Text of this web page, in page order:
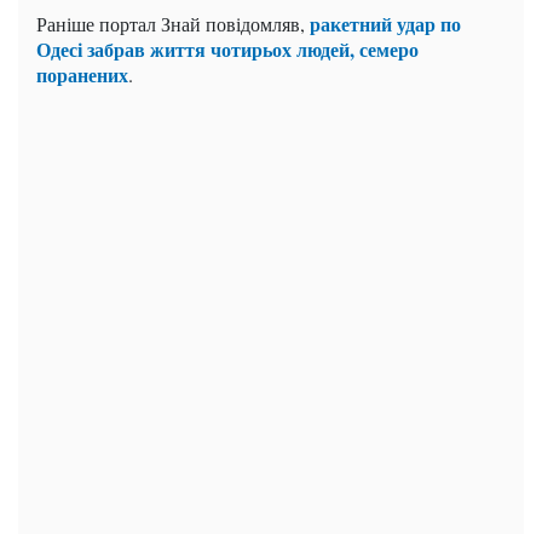
Раніше портал Знай повідомляв, ракетний удар по
Одесі забрав життя чотирьох людей, семеро
поранених.